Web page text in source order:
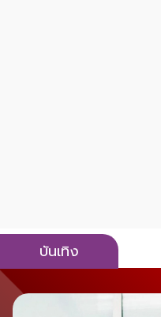
บันเทิง